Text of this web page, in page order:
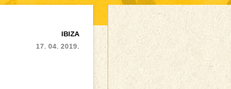
IBIZA
17. 04. 2019.